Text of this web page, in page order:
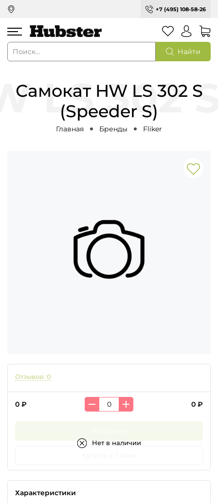
+7 (495) 108-58-26
Найти
Самокат HW LS 302 S
(Speeder S)
Главная Бренды Fliker
Отзывов: 0
0 ₽ 0 ₽
Нет в наличии
Характеристики